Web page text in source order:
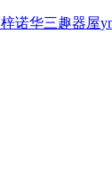
梓诺华三趣器屋